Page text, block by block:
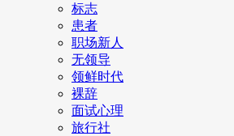
标志
患者
职场新人
无领导
领鲜时代
裸辞
面试心理
旅行社